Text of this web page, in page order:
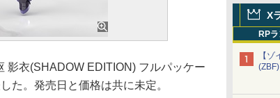
X
RP
【
デ
衣(SHADOW EDITION) フルパッケー
た。発売日と価格は共に未定。